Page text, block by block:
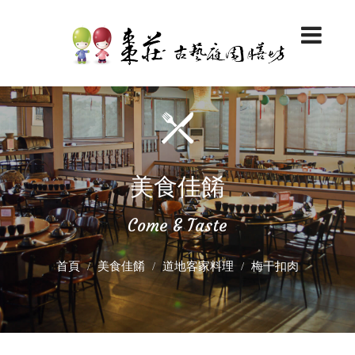
美食佳餚
Come & Taste
首頁 美食佳餚 道地客家料理 梅干扣肉